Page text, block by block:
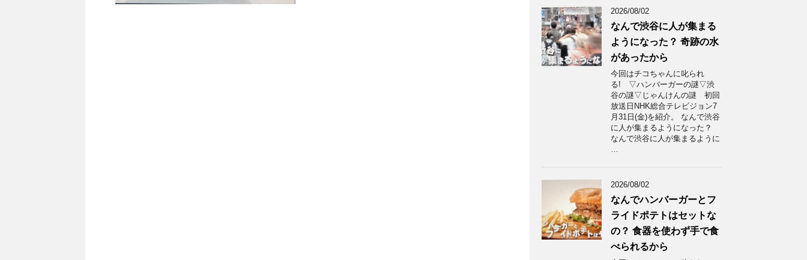
2026/08/02
なんで渋谷に人が集まる
ようになった？ 奇跡の水
があったから
今回はチコちゃんに叱られ
る! ▽ハンバーガーの謎▽渋
谷の謎▽じゃんけんの謎 初回
放送日NHK総合テレビジョン7
月31日(金)を紹介。 なんで渋谷
に人が集まるようになった？
なんで渋谷に人が集まるように
…
2026/08/02
なんでハンバーガーとフ
ライドポテトはセットな
の？ 食器を使わず手で食
べられるから